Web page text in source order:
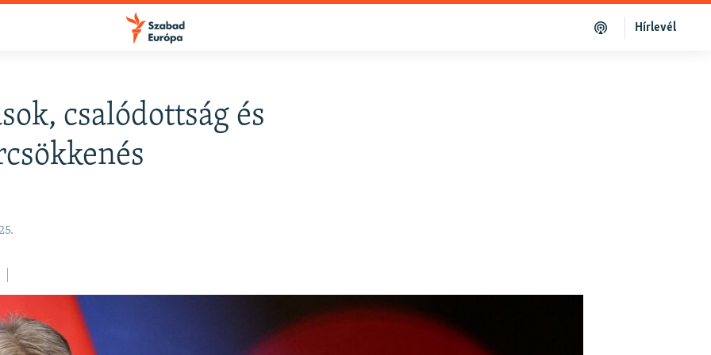
Hírlevél
csalódottság és